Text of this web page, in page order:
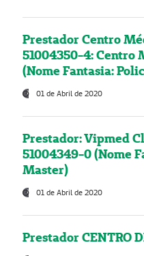
Prestador Centro
51004350-4: Centro
(Nome Fantasia:
01 de Abril de 2020
Prestador: Vipmed
51004349-0 (Nome
Master)
01 de Abril de 2020
Prestador CENTRO